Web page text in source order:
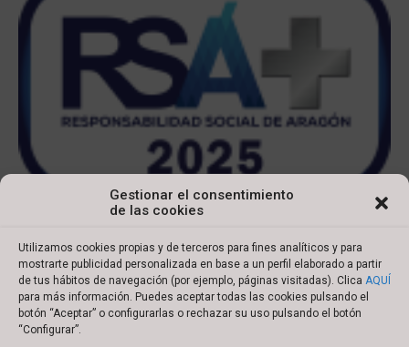
Gestionar el consentimiento
de las cookies
Utilizamos cookies propias y de terceros para fines analíticos y para
mostrarte publicidad personalizada en base a un perfil elaborado a partir
de tus hábitos de navegación (por ejemplo, páginas visitadas). Clica AQUÍ
para más información. Puedes aceptar todas las cookies pulsando el
botón “Aceptar” o configurarlas o rechazar su uso pulsando el botón
“Configurar”.
Copyright © 2022 Ibersyd